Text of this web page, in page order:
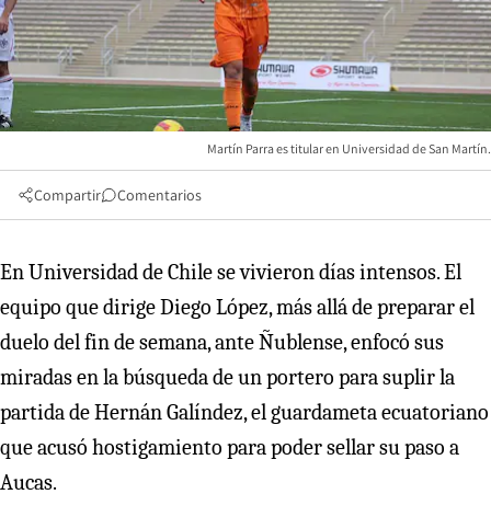
Martín Parra es titular en Universidad de San Martín.
Compartir Comentarios
En Universidad de Chile se vivieron días intensos. El
equipo que dirige Diego López, más allá de preparar el
duelo del fin de semana, ante Ñublense, enfocó sus
miradas en la búsqueda de un portero para suplir la
partida de Hernán Galíndez, el guardameta ecuatoriano
que acusó hostigamiento para poder sellar su paso a
Aucas.